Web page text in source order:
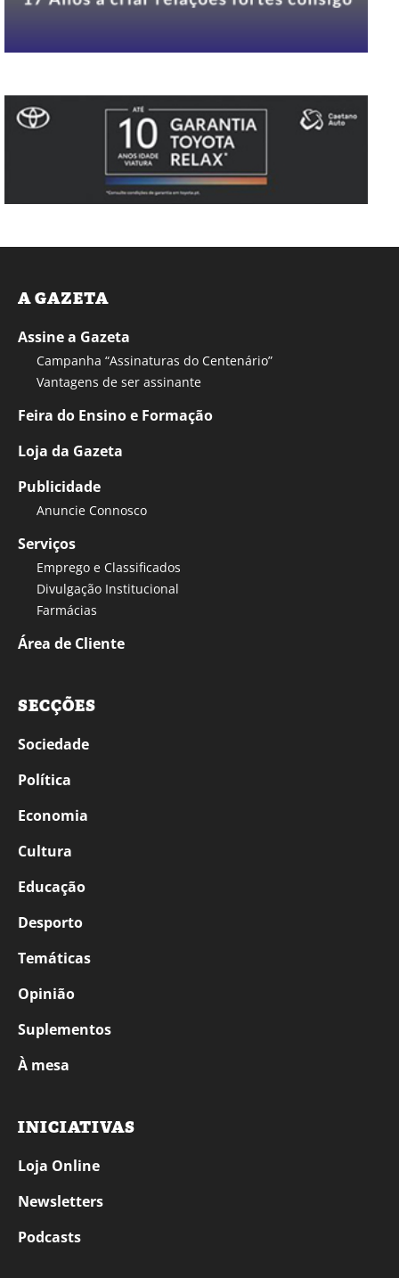
A GAZETA
Assine a Gazeta
Campanha “Assinaturas do Centenário”
Vantagens de ser assinante
Feira do Ensino e Formação
Loja da Gazeta
Publicidade
Anuncie Connosco
Serviços
Emprego e Classificados
Divulgação Institucional
Farmácias
Área de Cliente
SECÇÕES
Sociedade
Política
Economia
Cultura
Educação
Desporto
Temáticas
Opinião
Suplementos
À mesa
INICIATIVAS
Loja Online
Newsletters
Podcasts